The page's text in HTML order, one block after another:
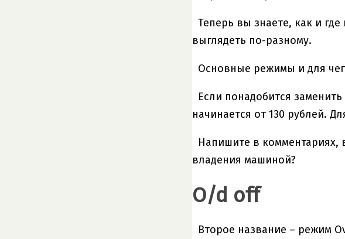
Теперь вы знаете, как и
выглядеть по-разному.
Основные режимы и для
Если понадобится
начинается от 130 рублей.
Напишите в комментариях,
владения машиной?
O/d off
Второе название – режим